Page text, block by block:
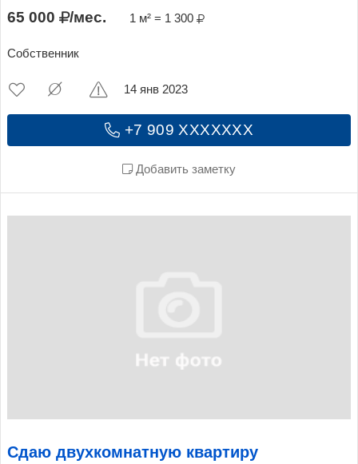
65 000 /мес. 1 м² = 1 300
Собственник
+7 909 XXXXXXX
Добавить заметку
14 янв 2023
Сдаю двухкомнатную квартиру